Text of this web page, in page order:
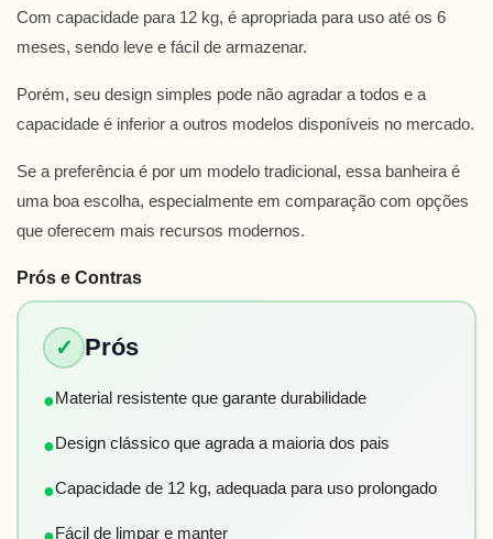
Com capacidade para 12 kg, é apropriada para uso até os 6
meses, sendo leve e fácil de armazenar.
Porém, seu design simples pode não agradar a todos e a
capacidade é inferior a outros modelos disponíveis no mercado.
Se a preferência é por um modelo tradicional, essa banheira é
uma boa escolha, especialmente em comparação com opções
que oferecem mais recursos modernos.
Prós e Contras
✓ Prós
●Material resistente que garante durabilidade
●Design clássico que agrada a maioria dos pais
●Capacidade de 12 kg, adequada para uso prolongado
Fácil de limpar e manter